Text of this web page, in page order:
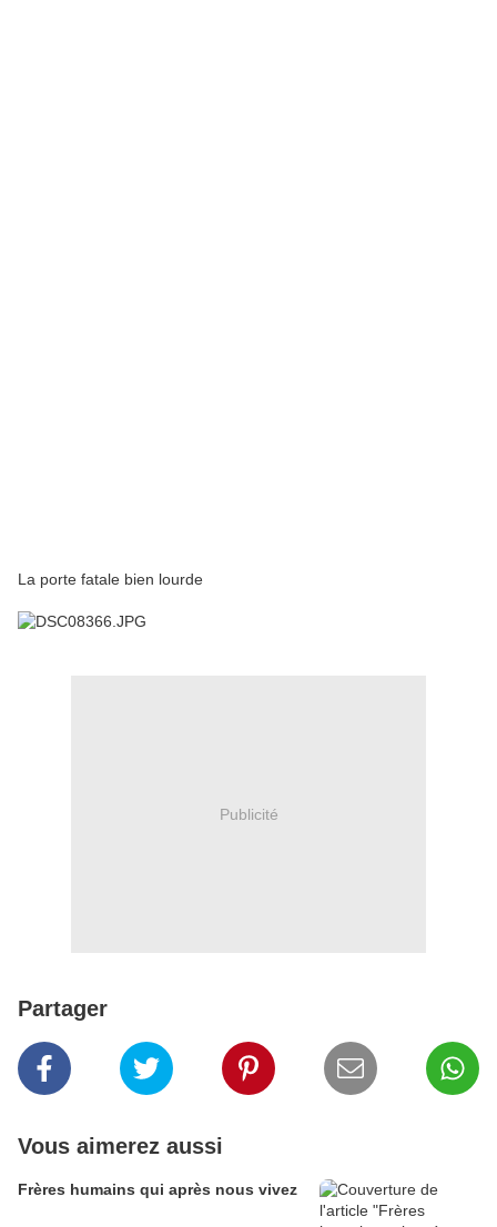
La porte fatale bien lourde
Publicité
Partager
Vous aimerez aussi
Frères humains qui après nous vivez